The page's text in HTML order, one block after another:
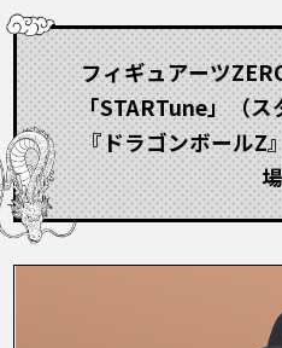
ABOUT
LANGUAGE
JP
EN FR
フィギュアーツ
「STARTune」（ス
『ドラゴンボールZ